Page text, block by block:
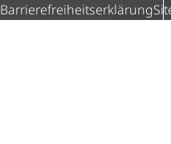
Barri­e­re­frei­heits­er­klä­rung